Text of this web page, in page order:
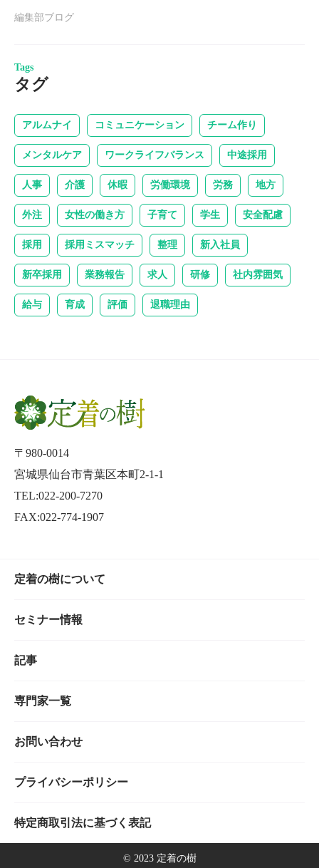
編集部ブログ
Tags
タグ
アルムナイ コミュニケーション チーム作り
メンタルケア ワークライフバランス 中途採用
人事 介護 休暇 労働環境 労務 地方
外注 女性の働き方 子育て 学生 安全配慮
採用 採用ミスマッチ 整理 新入社員
新卒採用 業務報告 求人 研修 社内雰囲気
給与 育成 評価 退職理由
〒980-0014
宮城県仙台市青葉区本町2-1-1
TEL:022-200-7270
FAX:022-774-1907
定着の樹について
セミナー情報
記事
専門家一覧
お問い合わせ
プライバシーポリシー
特定商取引法に基づく表記
©︎ 2023 定着の樹